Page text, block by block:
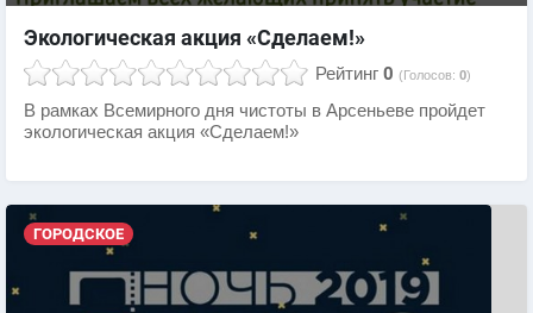
Экологическая акция «Сделаем!»
Рейтинг 0 (Голосов: 0)
В рамках Всемирного дня чистоты в Арсеньеве пройдет
экологическая акция «Сделаем!»
ГОРОДСКОЕ